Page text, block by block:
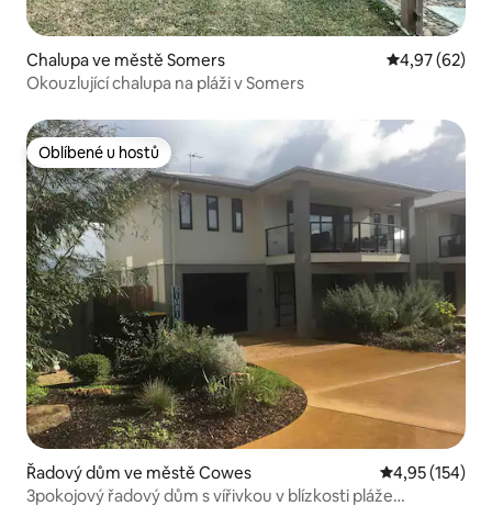
Chalupa ve městě Somers Průměrné
4,97 (62)
Okouzlující chalupa na pláži v Somers
Oblíbené u hostů
Oblíbené u hostů
Řadový dům ve městě Cowes Průměrné
4,95 (154)
3pokojový řadový dům s vířivkou v blízkosti pláže